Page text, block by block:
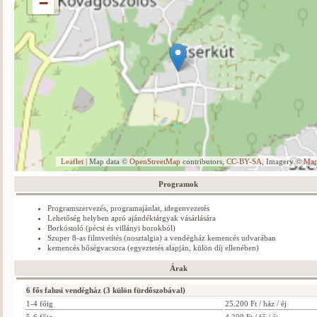
Leaflet | Map data © OpenStreetMap contributors, CC-BY-SA , Imagery ©
Programok
Programszervezés, programajánlat, idegenvezetés
Lehetőség helyben apró ajándéktárgyak vásárlására
Borkóstoló (pécsi és villányi borokból)
Szuper 8-as filmvetítés (nosztalgia) a vendégház kemencés udvarában
kemencés bőségvacsora (egyeztetés alapján, külön díj ellenében)
Árak
6 fős falusi vendégház (3 külön fürdőszobával)
1-4 főig
25.200 Ft / ház / éj